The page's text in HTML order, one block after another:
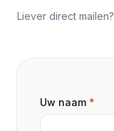
Liever direct mailen?
Uw naam *